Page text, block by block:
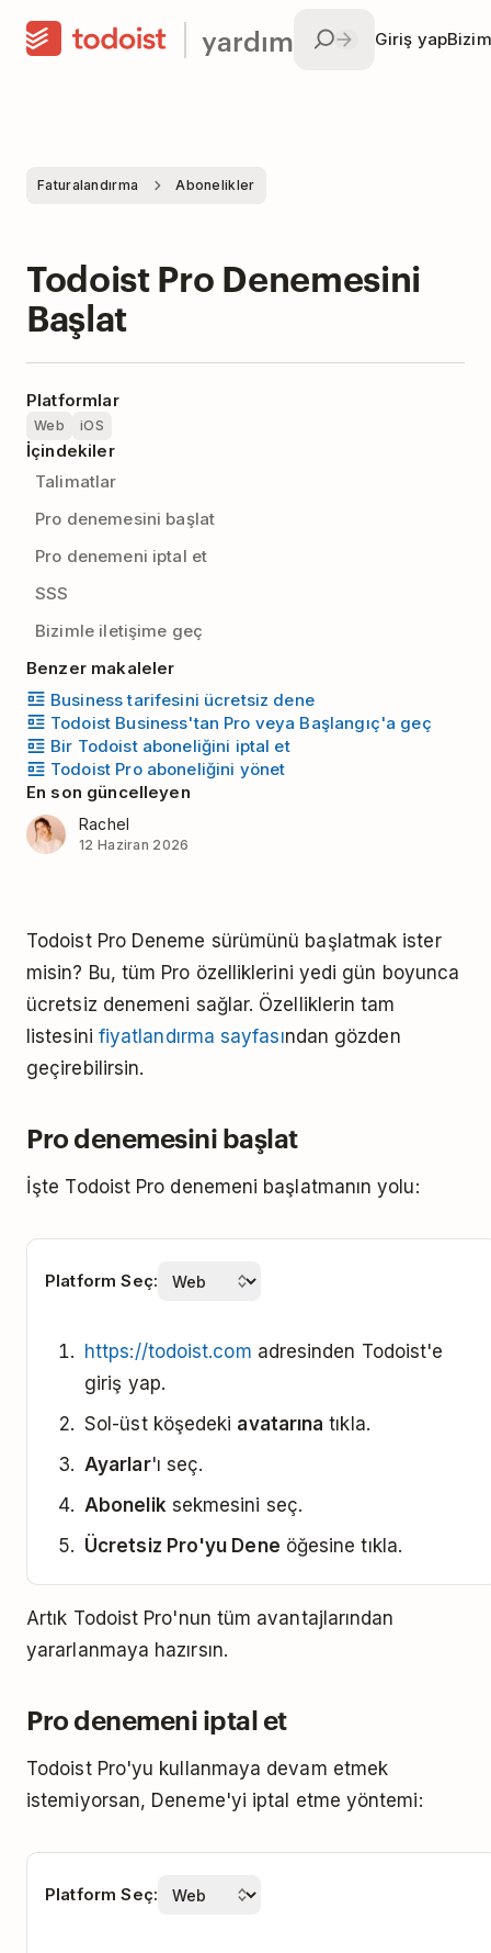
yardım Giriş yap
Faturalandırma Abonelikler
Todoist Pro Denemesini
Başlat
Platformlar
Web iOS
İçindekiler
Talimatlar
Pro denemesini başlat
Pro denemeni iptal et
SSS
Bizimle iletişime geç
Benzer makaleler
Business tarifesini ücretsiz dene
Todoist Business'tan Pro veya Başlangıç'a geç
Bir Todoist aboneliğini iptal et
Todoist Pro aboneliğini yönet
En son güncelleyen
Rachel
12 Haziran 2026
Todoist Pro Deneme sürümünü başlatmak ister
misin? Bu, tüm Pro özelliklerini yedi gün boyunca
ücretsiz denemeni sağlar. Özelliklerin tam
listesini fiyatlandırma sayfasından gözden
geçirebilirsin.
Pro denemesini başlat
İşte Todoist Pro denemeni başlatmanın yolu:
Platform Seç:
https://todoist.com adresinden Todoist'e
giriş yap.
Sol-üst köşedeki avatarına tıkla.
Ayarlar'ı seç.
Aboneliksekmesini seç.
Ücretsiz Pro'yu Dene öğesine tıkla.
Artık Todoist Pro'nun tüm avantajlarından
yararlanmaya hazırsın.
Pro denemeni iptal et
Todoist Pro'yu kullanmaya devam etmek
istemiyorsan, Deneme'yi iptal etme yöntemi:
Platform Seç: